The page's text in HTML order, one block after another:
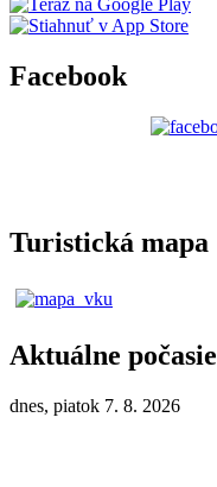
Facebook
Turistická mapa
Aktuálne počasie
dnes, piatok 7. 8. 2026